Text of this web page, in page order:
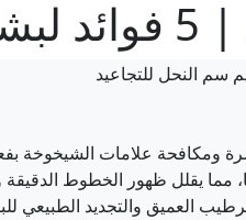
ومكافحة علامات الشيخوخة
مما يقلل ظهور الخطوط
العميق والتجديد الطبيعي